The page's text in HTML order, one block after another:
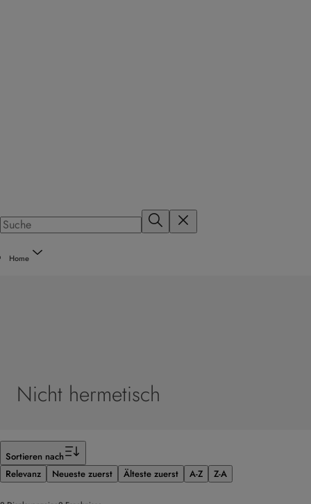
Home
Nicht hermetisch
Sortieren nach
Relevanz
Neueste zuerst Älteste zuerst A-Z Z-A